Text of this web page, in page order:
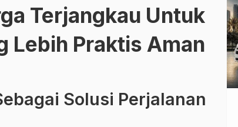
Terjangkau Untuk
Lebih Praktis Aman
Solusi Perjalanan